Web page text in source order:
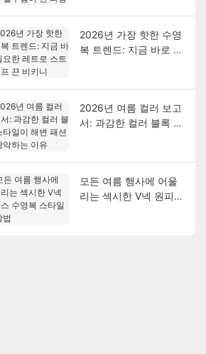
2026년 가장 핫한 수영
복 트렌드: 지금 바로 필
2026년 여름 컬러 보고
서: 과감한 컬러 블록 스
모든 여름 행사에 어울
리는 섹시한 V넥 원피스